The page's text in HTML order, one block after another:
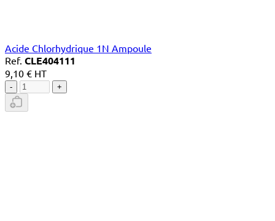
Acide Chlorhydrique 1N Ampoule
Ref. CLE404111
9,10 € HT
- +